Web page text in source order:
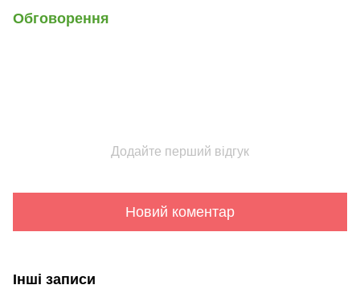
Обговорення
Додайте перший відгук
Новий коментар
Інші записи